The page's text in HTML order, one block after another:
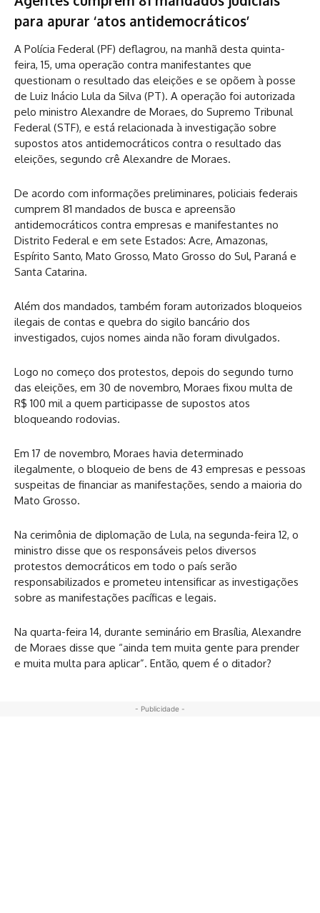
para apurar ‘atos antidemocráticos’
A Polícia Federal (PF) deflagrou, na manhã desta quinta-
feira, 15, uma operação contra manifestantes que
questionam o resultado das eleições e se opõem à posse
de Luiz Inácio Lula da Silva (PT). A operação foi autorizada
pelo ministro Alexandre de Moraes, do Supremo Tribunal
Federal (STF), e está relacionada à investigação sobre
supostos atos antidemocráticos contra o resultado das
eleições, segundo crê Alexandre de Moraes.
De acordo com informações preliminares, policiais federais
cumprem 81 mandados de busca e apreensão
antidemocráticos contra empresas e manifestantes no
Distrito Federal e em sete Estados: Acre, Amazonas,
Espírito Santo, Mato Grosso, Mato Grosso do Sul, Paraná e
Santa Catarina.
Além dos mandados, também foram autorizados bloqueios
ilegais de contas e quebra do sigilo bancário dos
investigados, cujos nomes ainda não foram divulgados.
Logo no começo dos protestos, depois do segundo turno
das eleições, em 30 de novembro, Moraes fixou multa de
R$ 100 mil a quem participasse de supostos atos
bloqueando rodovias.
Em 17 de novembro, Moraes havia determinado
ilegalmente, o bloqueio de bens de 43 empresas e pessoas
suspeitas de financiar as manifestações, sendo a maioria do
Mato Grosso.
Na cerimônia de diplomação de Lula, na segunda-feira 12, o
ministro disse que os responsáveis pelos diversos
protestos democráticos em todo o país serão
responsabilizados e prometeu intensificar as investigações
sobre as manifestações pacíficas e legais.
Na quarta-feira 14, durante seminário em Brasília, Alexandre
de Moraes disse que “ainda tem muita gente para prender
e muita multa para aplicar”. Então, quem é o ditador?
- Publicidade -